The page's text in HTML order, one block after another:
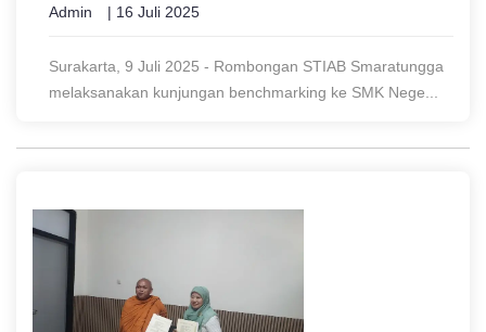
Admin | 16 Juli 2025
Surakarta, 9 Juli 2025 - Rombongan STIAB Smaratungga
melaksanakan kunjungan benchmarking ke SMK Nege...